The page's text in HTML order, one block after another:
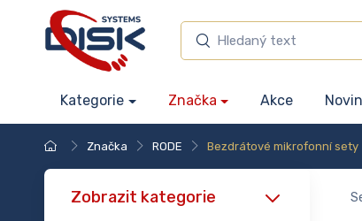
Kategorie Značka Akce
Značka RODE Bezdrátové mikrofonní sety
Zobrazit kategorie